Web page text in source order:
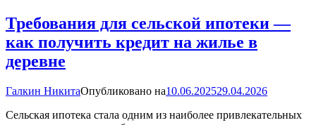
Требования для сельской ипотеки —
как получить кредит на жилье в
деревне
Галкин НикитаОпубликовано на10.06.202529.04.2026
Сельская ипотека стала одним из наиболее привлекательных